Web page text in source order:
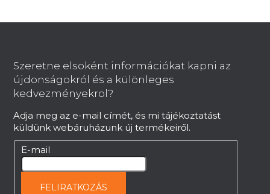
Szeretne elsoként információkat kapni az
újdonságokról és a különleges
kedvezményekrol?
Adja meg az e-mail címét, és mi tájékoztatást
küldünk webáruházunk új termékeiről.
E-mail
FELIRATKOZÁS